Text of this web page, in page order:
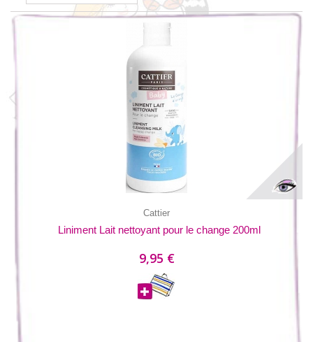
Cattier
Liniment Lait nettoyant pour le change 200ml
9,95 €